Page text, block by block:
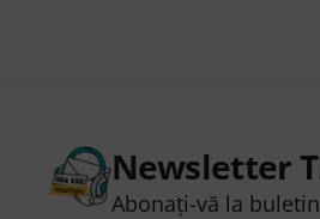
Newsletter
Abonați-vă la